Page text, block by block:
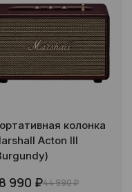
колонка
Acton III
990 ₽44 990 ₽